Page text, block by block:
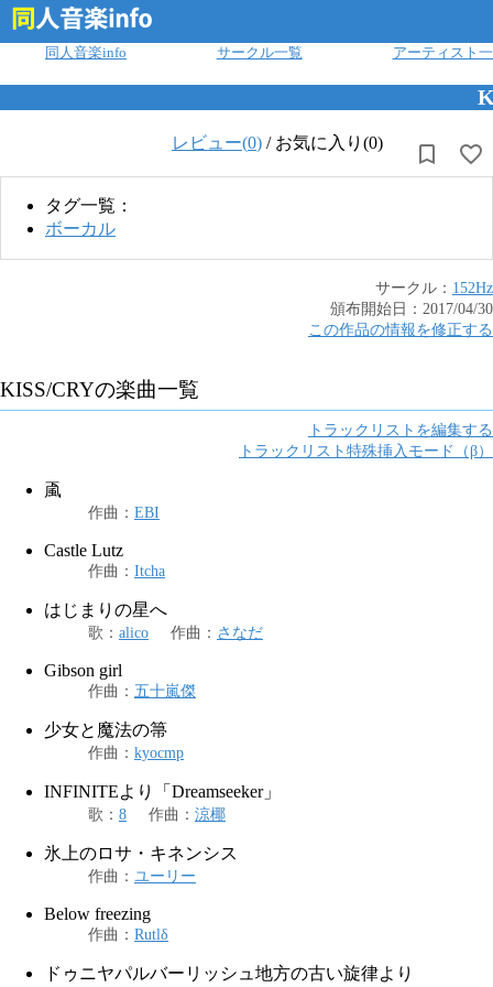
同人音楽info サークル一覧 アーティスト
レビュー(0) / お気に入り(0)
タグ一覧：
ボーカル
サークル： 152Hz
頒布開始日： 2017/04/30
この作品の情報を修正する
KISS/CRYの楽曲一覧
トラックリストを編集する
トラックリスト特殊挿入モード（β）
颪
作曲 ： EBI
Castle Lutz
作曲 ： Itcha
はじまりの星へ
歌 ： alico 作曲 ： さなだ
Gibson girl
作曲 ： 五十嵐傑
少女と魔法の箒
作曲 ： kyocmp
INFINITEより「Dreamseeker」
歌 ： 8 作曲 ： 涼椰
氷上のロサ・キネンシス
作曲 ： ユーリー
Below freezing
作曲 ： Rutlδ
ドゥニヤパルバーリッシュ地方の古い旋律より